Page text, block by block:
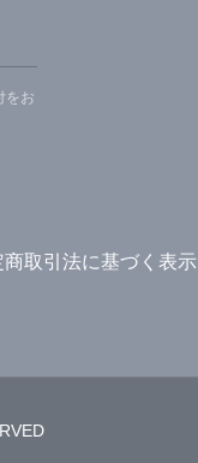
をお
商取引法に基づく表示